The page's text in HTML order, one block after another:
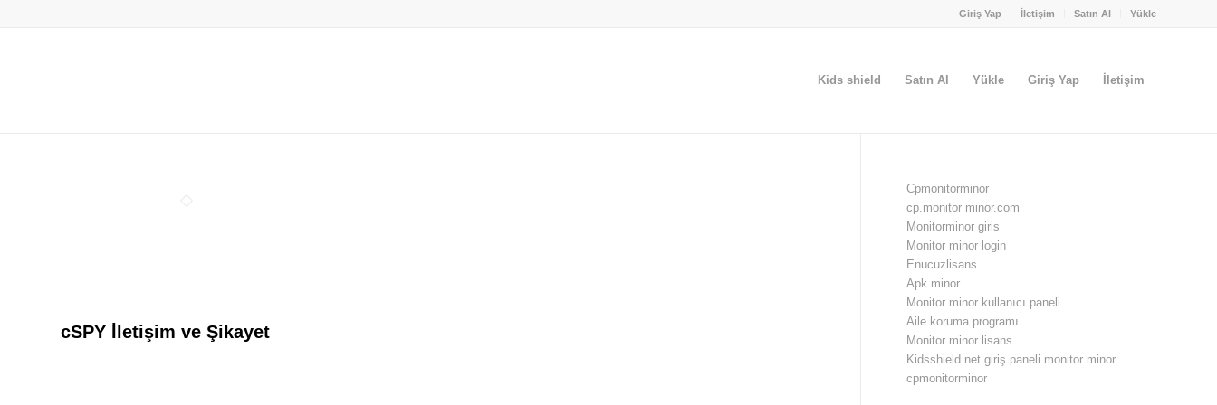
Giriş Yap İletişim Satın Al Yükle
Kids shield Satın Al Yükle Giriş Yap İletişim
cSPY İletişim ve Şikayet
Cpmonitorminor
cp.monitor minor.com
Monitorminor giris
Monitor minor login
Enucuzlisans
Apk minor
Monitor minor kullanıcı paneli
Aile koruma programı
Monitor minor lisans
Kidsshield net giriş paneli monitor minor
cpmonitorminor